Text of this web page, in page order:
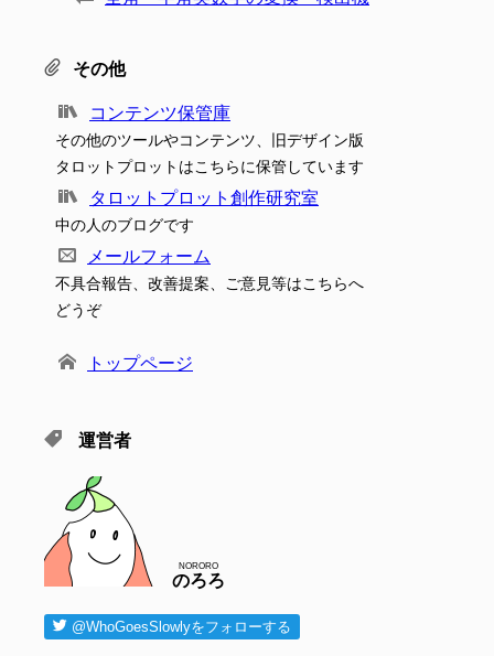
その他
コンテンツ保管庫
その他のツールやコンテンツ、旧デザイン版
タロットプロットはこちらに保管しています
タロットプロット創作研究室
中の人のブログです
メールフォーム
不具合報告、改善提案、ご意見等はこちらへ
どうぞ
トップページ
運営者
のろろ
NORORO
@WhoGoesSlowlyをフォローする